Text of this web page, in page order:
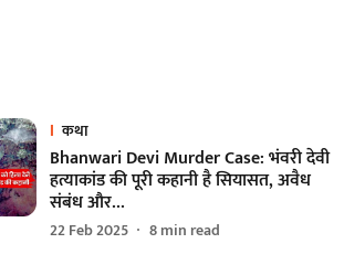
कथा
Bhanwari Devi Murder Case: भंवरी देवी
हत्याकांड की पूरी कहानी है सियासत, अवैध
संबंध और...
22 Feb 2025 8min read